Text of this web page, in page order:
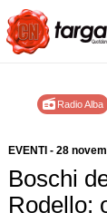
Radio Alba
EVENTI - 28
Boschi
Rodello: